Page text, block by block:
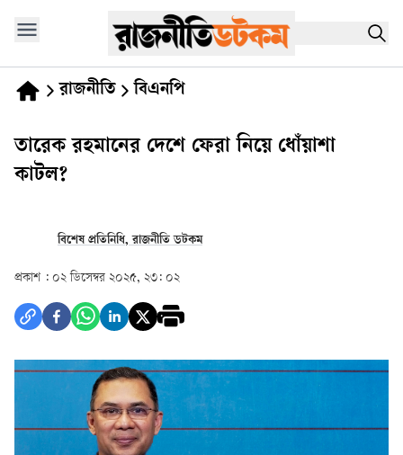
রাজনীতি বিএনপি
তারেক রহমানের দেশে ফেরা নিয়ে ধোঁয়াশা
কাটল?
বিশেষ প্রতিনিধি, রাজনীতি ডটকম
প্রকাশ : ০২ ডিসেম্বর ২০২৫, ২৩: ০২